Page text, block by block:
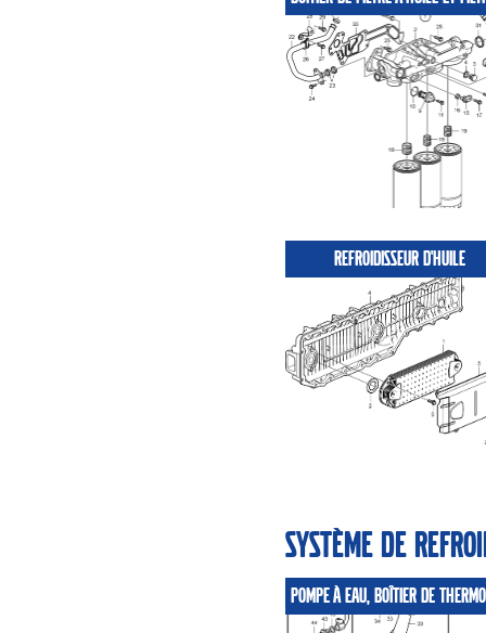
REFROIDISSEUR D'HUILE
Système de